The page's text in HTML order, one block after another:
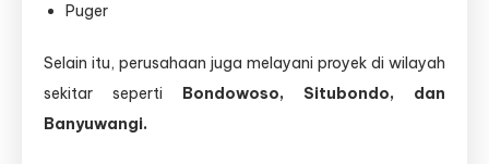
Puger
Selain itu, perusahaan juga melayani proyek di wilayah
sekitar seperti Bondowoso, Situbondo, dan
Banyuwangi.